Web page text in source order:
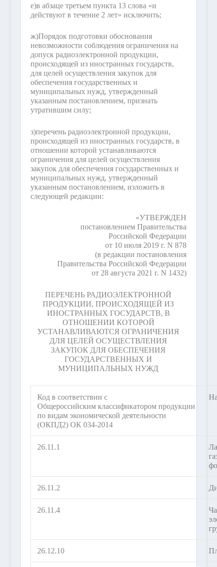
е)в абзаце третьем пункта 13 слова «и
действуют в течение 2 лет» исключить;
ж)Порядок подготовки обоснования
невозможности соблюдения ограничения на
допуск радиоэлектронной продукции,
происходящей из иностранных государств,
для целей осуществления закупок для
обеспечения государственных и
муниципальных нужд, утвержденный
указанным постановлением, признать
утратившим силу;
з)перечень радиоэлектронной продукции,
происходящей из иностранных государств, в
отношении которой устанавливаются
ограничения для целей осуществления
закупок для обеспечения государственных и
муниципальных нужд, утвержденный
указанным постановлением, изложить в
следующей редакции:
«УТВЕРЖДЕН
постановлением Правительства
Российской Федерации
от 10 июля 2019 г. N 878
(в редакции постановления
Правительства Российской Федерации
от 28 августа 2021 г. N 1432)
ПЕРЕЧЕНЬ РАДИОЭЛЕКТРОННОЙ
ПРОДУКЦИИ, ПРОИСХОДЯЩЕЙ ИЗ
ИНОСТРАННЫХ ГОСУДАРСТВ, В
ОТНОШЕНИИ КОТОРОЙ
УСТАНАВЛИВАЮТСЯ ОГРАНИЧЕНИЯ
ДЛЯ ЦЕЛЕЙ ОСУЩЕСТВЛЕНИЯ
ЗАКУПОК ДЛЯ ОБЕСПЕЧЕНИЯ
ГОСУДАРСТВЕННЫХ И
МУНИЦИПАЛЬНЫХ НУЖД
Код в соответствии с
Общероссийским классификатором продукции
по видам экономической деятельности
(ОКПД2) ОК 034-2014
26.11.1
26.11.2
26.11.4
26.12.10